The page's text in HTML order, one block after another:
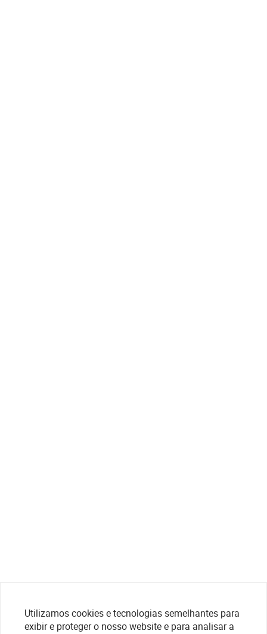
Utilizamos cookies e tecnologias semelhantes para
exibir e proteger o nosso website e para analisar a